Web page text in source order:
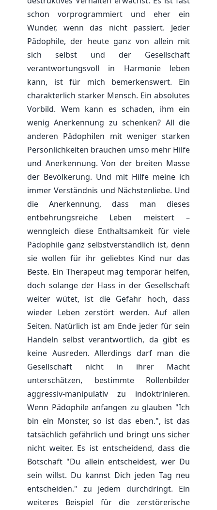
schon vorprogrammiert und eher ein
Wunder, wenn das nicht passiert. Jeder
Pädophile, der heute ganz von allein mit
sich selbst und der Gesellschaft
verantwortungsvoll in Harmonie leben
kann, ist für mich bemerkenswert. Ein
charakterlich starker Mensch. Ein absolutes
Vorbild. Wem kann es schaden, ihm ein
wenig Anerkennung zu schenken? All die
anderen Pädophilen mit weniger starken
Persönlichkeiten brauchen umso mehr Hilfe
und Anerkennung. Von der breiten Masse
der Bevölkerung. Und mit Hilfe meine ich
immer Verständnis und Nächstenliebe. Und
die Anerkennung, dass man dieses
entbehrungsreiche Leben meistert –
wenngleich diese Enthaltsamkeit für viele
Pädophile ganz selbstverständlich ist, denn
sie wollen für ihr geliebtes Kind nur das
Beste. Ein Therapeut mag temporär helfen,
doch solange der Hass in der Gesellschaft
weiter wütet, ist die Gefahr hoch, dass
wieder Leben zerstört werden. Auf allen
Seiten. Natürlich ist am Ende jeder für sein
Handeln selbst verantwortlich, da gibt es
keine Ausreden. Allerdings darf man die
Gesellschaft nicht in ihrer Macht
unterschätzen, bestimmte Rollenbilder
aggressiv-manipulativ zu indoktrinieren.
Wenn Pädophile anfangen zu glauben "Ich
bin ein Monster, so ist das eben.", ist das
tatsächlich gefährlich und bringt uns sicher
nicht weiter. Es ist entscheidend, dass die
Botschaft "Du allein entscheidest, wer Du
sein willst. Du kannst Dich jeden Tag neu
entscheiden." zu jedem durchdringt. Ein
weiteres Beispiel für die zerstörerische